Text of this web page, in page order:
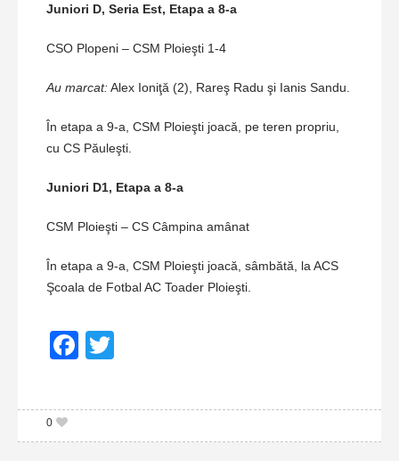
Juniori D, Seria Est, Etapa a 8-a
CSO Plopeni – CSM Ploieşti 1-4
Au marcat:Alex Ioniţă (2), Rareş Radu şi Ianis Sandu.
În etapa a 9-a, CSM Ploieşti joacă, pe teren propriu,
cu CS Păuleşti.
Juniori D1, Etapa a 8-a
CSM Ploieşti – CS Câmpina amânat
În etapa a 9-a, CSM Ploieşti joacă, sâmbătă, la ACS
Şcoala de Fotbal AC Toader Ploieşti.
Facebook
0